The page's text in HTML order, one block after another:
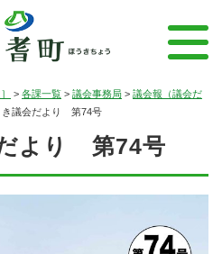
> 各課一覧 > 議会事務局 > 議会報（議会だ
き議会だより 第74号
より 第74号